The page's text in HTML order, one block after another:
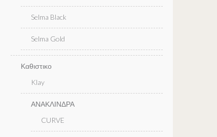
Selma Black
Selma Gold
Καθιστικο
Klay
ΑΝΑΚΛΙΝΔΡΑ
CURVE